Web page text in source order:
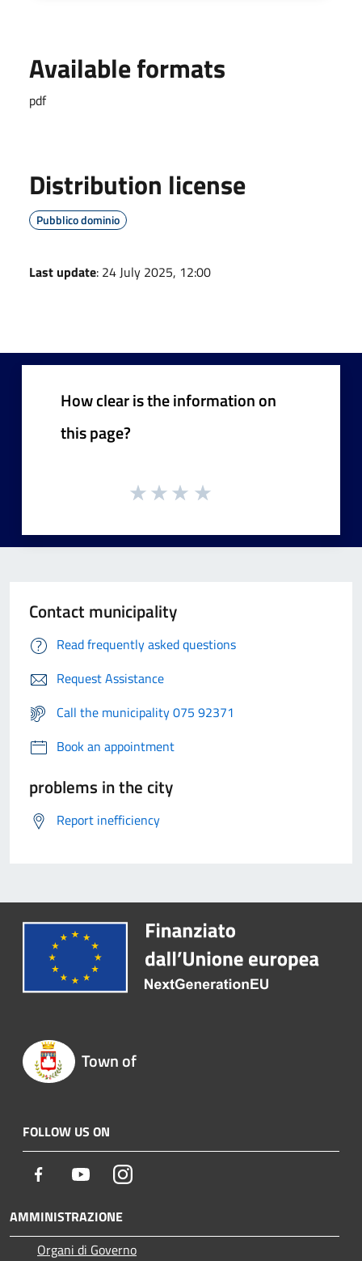
Available formats
pdf
Distribution license
Pubblico dominio
Last update: 24 July 2025, 12:00
How clear is the information on
this page?
Contact municipality
Read frequently asked questions
Request Assistance
Call the municipality 075 92371
Book an appointment
problems in the city
Report inefficiency
Town of
FOLLOW US ON
Facebook YoutubeInstagram
AMMINISTRAZIONE
Organi di Governo